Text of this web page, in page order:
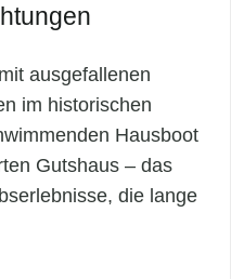
ausgefallenen
im historischen
Hausboot
Gutshaus – das
die lange